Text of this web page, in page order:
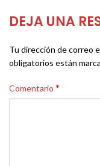
DEJA UNA
Tu dirección de correo
obligatorios están
Comentario *